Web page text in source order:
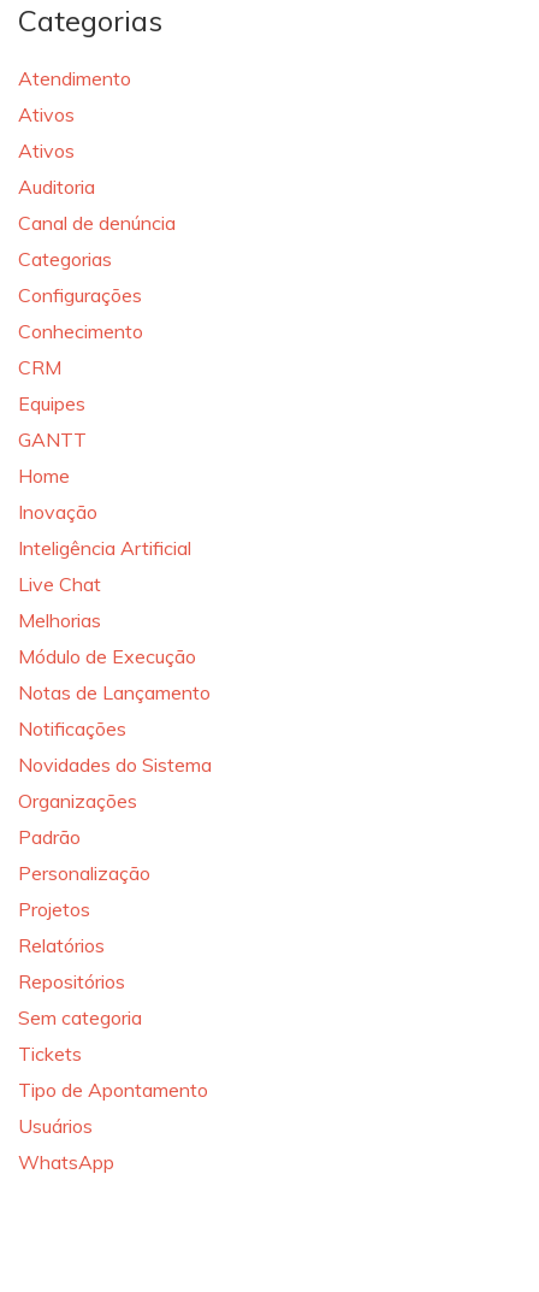
Categorias
Atendimento
Ativos
Ativos
Auditoria
Canal de denúncia
Categorias
Configurações
Conhecimento
CRM
Equipes
GANTT
Home
Inovação
Inteligência Artificial
Live Chat
Melhorias
Módulo de Execução
Notas de Lançamento
Notificações
Novidades do Sistema
Organizações
Padrão
Personalização
Projetos
Relatórios
Repositórios
Sem categoria
Tickets
Tipo de Apontamento
Usuários
WhatsApp